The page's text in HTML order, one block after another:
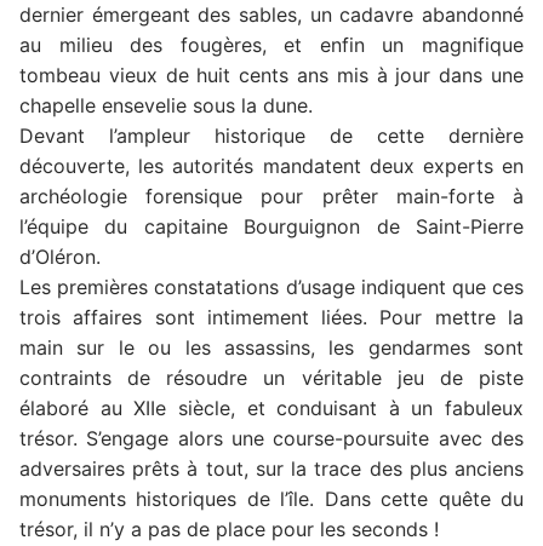
dernier émergeant des sables, un cadavre abandonné
au milieu des fougères, et enfin un magnifique
tombeau vieux de huit cents ans mis à jour dans une
chapelle ensevelie sous la dune.
Devant l’ampleur historique de cette dernière
découverte, les autorités mandatent deux experts en
archéologie forensique pour prêter main-forte à
l’équipe du capitaine Bourguignon de Saint-Pierre
d’Oléron.
Les premières constatations d’usage indiquent que ces
trois affaires sont intimement liées. Pour mettre la
main sur le ou les assassins, les gendarmes sont
contraints de résoudre un véritable jeu de piste
élaboré au XIIe siècle, et conduisant à un fabuleux
trésor. S’engage alors une course-poursuite avec des
adversaires prêts à tout, sur la trace des plus anciens
monuments historiques de l’île. Dans cette quête du
trésor, il n’y a pas de place pour les seconds !